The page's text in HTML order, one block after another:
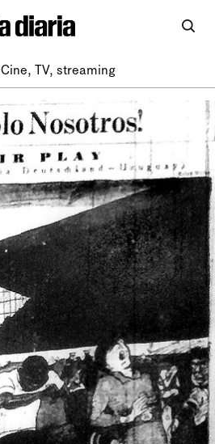
Cine, TV, streaming